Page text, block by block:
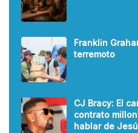
Franklin
terremoto
CJ Bracy: El
contrato
hablar de